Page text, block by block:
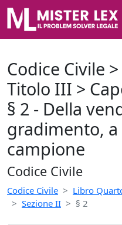
Codice Civile
Titolo III >
§ 2 - Della
gradimento, a
campione
Codice Civile
Codice Civile Libro
Sezione II
§ 2